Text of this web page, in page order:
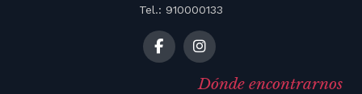
Tel.: 910000133
Dónde encontrarnos